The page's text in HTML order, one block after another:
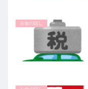
お金の話し